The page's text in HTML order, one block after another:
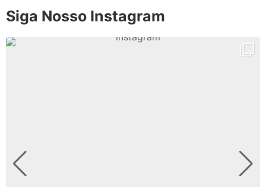
Siga Nosso Instagram